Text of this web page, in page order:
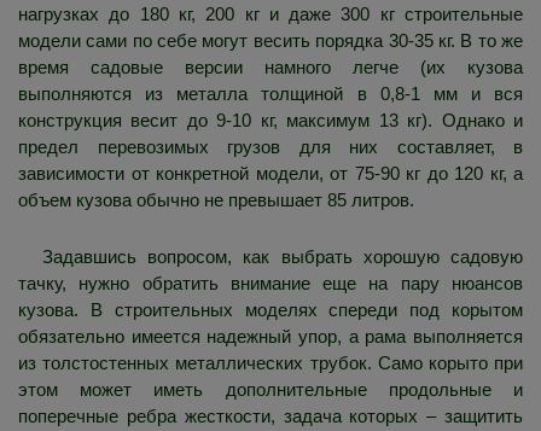
нагрузках до 180 кг, 200 кг и даже 300 кг строительные
модели сами по себе могут весить порядка 30-35 кг. В то же
время садовые версии намного легче (их кузова
выполняются из металла толщиной в 0,8-1 мм и вся
конструкция весит до 9-10 кг, максимум 13 кг). Однако и
предел перевозимых грузов для них составляет, в
зависимости от конкретной модели, от 75-90 кг до 120 кг, а
объем кузова обычно не превышает 85 литров.
Задавшись вопросом, как выбрать хорошую садовую
тачку, нужно обратить внимание еще на пару нюансов
кузова. В строительных моделях спереди под корытом
обязательно имеется надежный упор, а рама выполняется
из толстостенных металлических трубок. Само корыто при
этом может иметь дополнительные продольные и
поперечные ребра жесткости, задача которых – защитить